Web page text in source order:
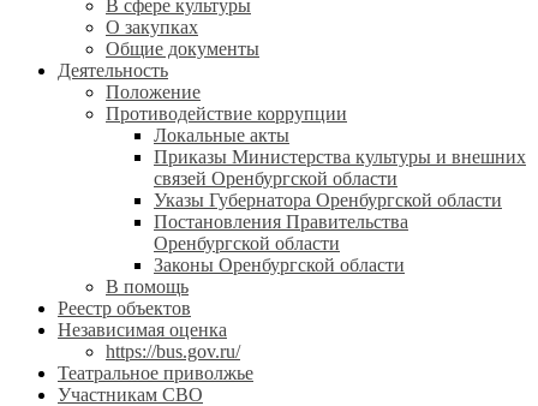
В сфере культуры
О закупках
Общие документы
Деятельность
Положение
Противодействие коррупции
Локальные акты
Приказы Министерства культуры и внешних
связей Оренбургской области
Указы Губернатора Оренбургской области
Постановления Правительства
Оренбургской области
Законы Оренбургской области
В помощь
Реестр объектов
Независимая оценка
https://bus.gov.ru/
Театральное приволжье
Участникам СВО